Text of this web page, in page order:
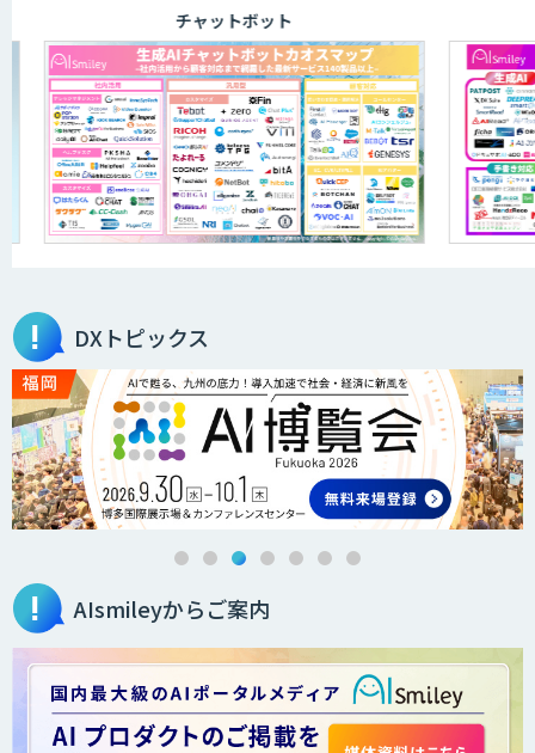
チャットボット
DXトピックス
AIsmileyからご案内